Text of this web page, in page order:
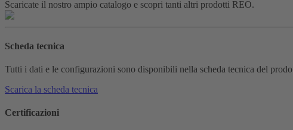
Scaricate il nostro ampio catalogo e scopri tanti altri prodotti REO.
Scheda tecnica
Tutti i dati e le configurazioni sono disponibili nella scheda tecnica del
Scarica la scheda tecnica
Certificazioni